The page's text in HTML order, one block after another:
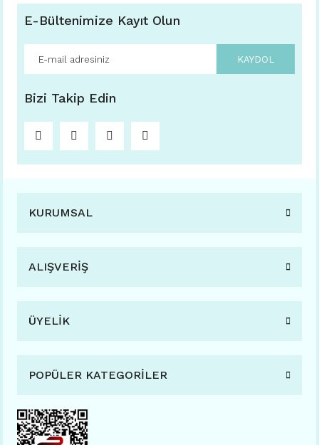
E-Bültenimize Kayıt Olun
KAYDOL
Bizi Takip Edin
KURUMSAL
ALIŞVERİŞ
ÜYELİK
POPÜLER KATEGORİLER